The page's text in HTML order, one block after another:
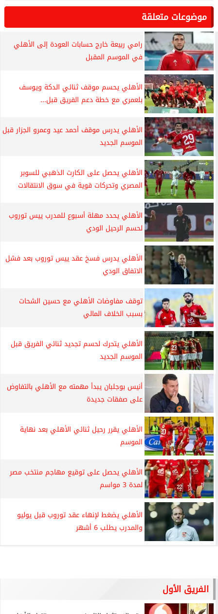
موضوعات متعلقة
رامي ربيعة خارج حسابات العودة إلى الأهلي
في الموسم المقبل
الأهلي يحسم موقف ثنائي الدكة ويوسف
بلعمري مع خطة دعم الفريق قبل...
الأهلي يدرس موقف أحمد عيد وعمرو الجزار قبل
الموسم الجديد
الأهلي يحصل على الكارت الذهبي للسوبر
المصري وتحركات قوية في سوق الانتقالات
الأهلي يحدد مهلة أسبوع للمدرب ييس توروب
لحسم الرحيل الودي
الأهلي يدرس فسخ عقد ييس توروب بعد فشل
الاتفاق الودي
توقف مفاوضات الأهلي مع حسين الشحات
بسبب الخلاف المالي
الأهلي يتحرك لحسم تجديد ثنائي الفريق قبل
الموسم الجديد
أنيس بوجلبان يبدأ مهمته مع الأهلي بالتفاوض
على صفقات جديدة
الأهلي يقرر رحيل ثنائي الأهلي بعد نهاية
الموسم
الأهلي يحصل على توقيع مهاجم منتخب مصر
لمدة 3 مواسم
الأهلي يضغط لإنهاء عقد توروب قبل يوليو
والمدرب يطلب 6 أشهر
الفريق الأول